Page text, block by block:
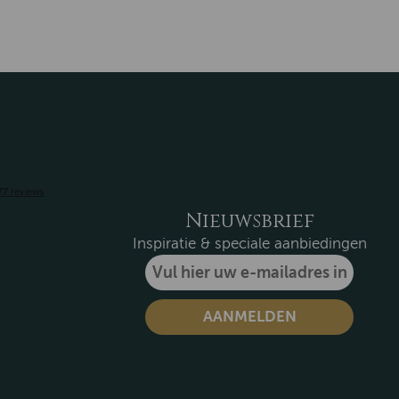
Nieuwsbrief
Inspiratie & speciale aanbiedingen